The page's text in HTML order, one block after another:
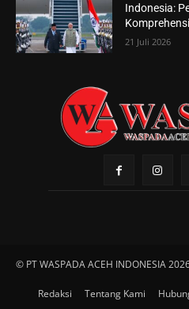
Indonesia:
21 Juli 2026
© PT WASPADA ACEH INDONESIA
Redaksi Tentang Kami